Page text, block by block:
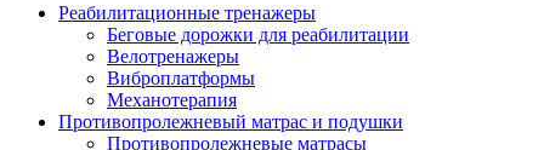
Реабилитационные тренажеры
Беговые дорожки для реабилитации
Велотренажеры
Виброплатформы
Механотерапия
Противопролежневый матрас и подушки
Противопролежневые матрасы